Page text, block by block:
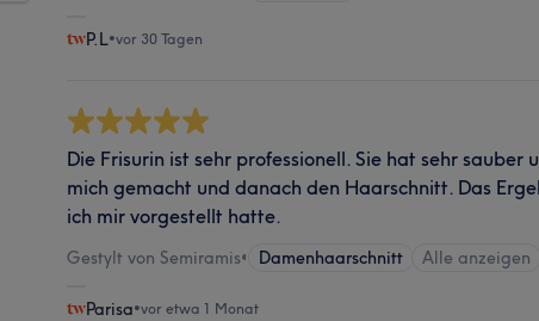
P.L•vor 30 Tagen
Die Frisurin ist sehr professionell. Sie hat sehr sauber
mich gemacht und danach den Haarschnitt. Das
ich mir vorgestellt hatte.
Gestylt von Semiramis• Damenhaarschnitt Alle anzeigen
Parisa•vor etwa 1 Monat